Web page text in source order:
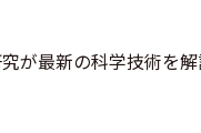
が最新の科学技術を